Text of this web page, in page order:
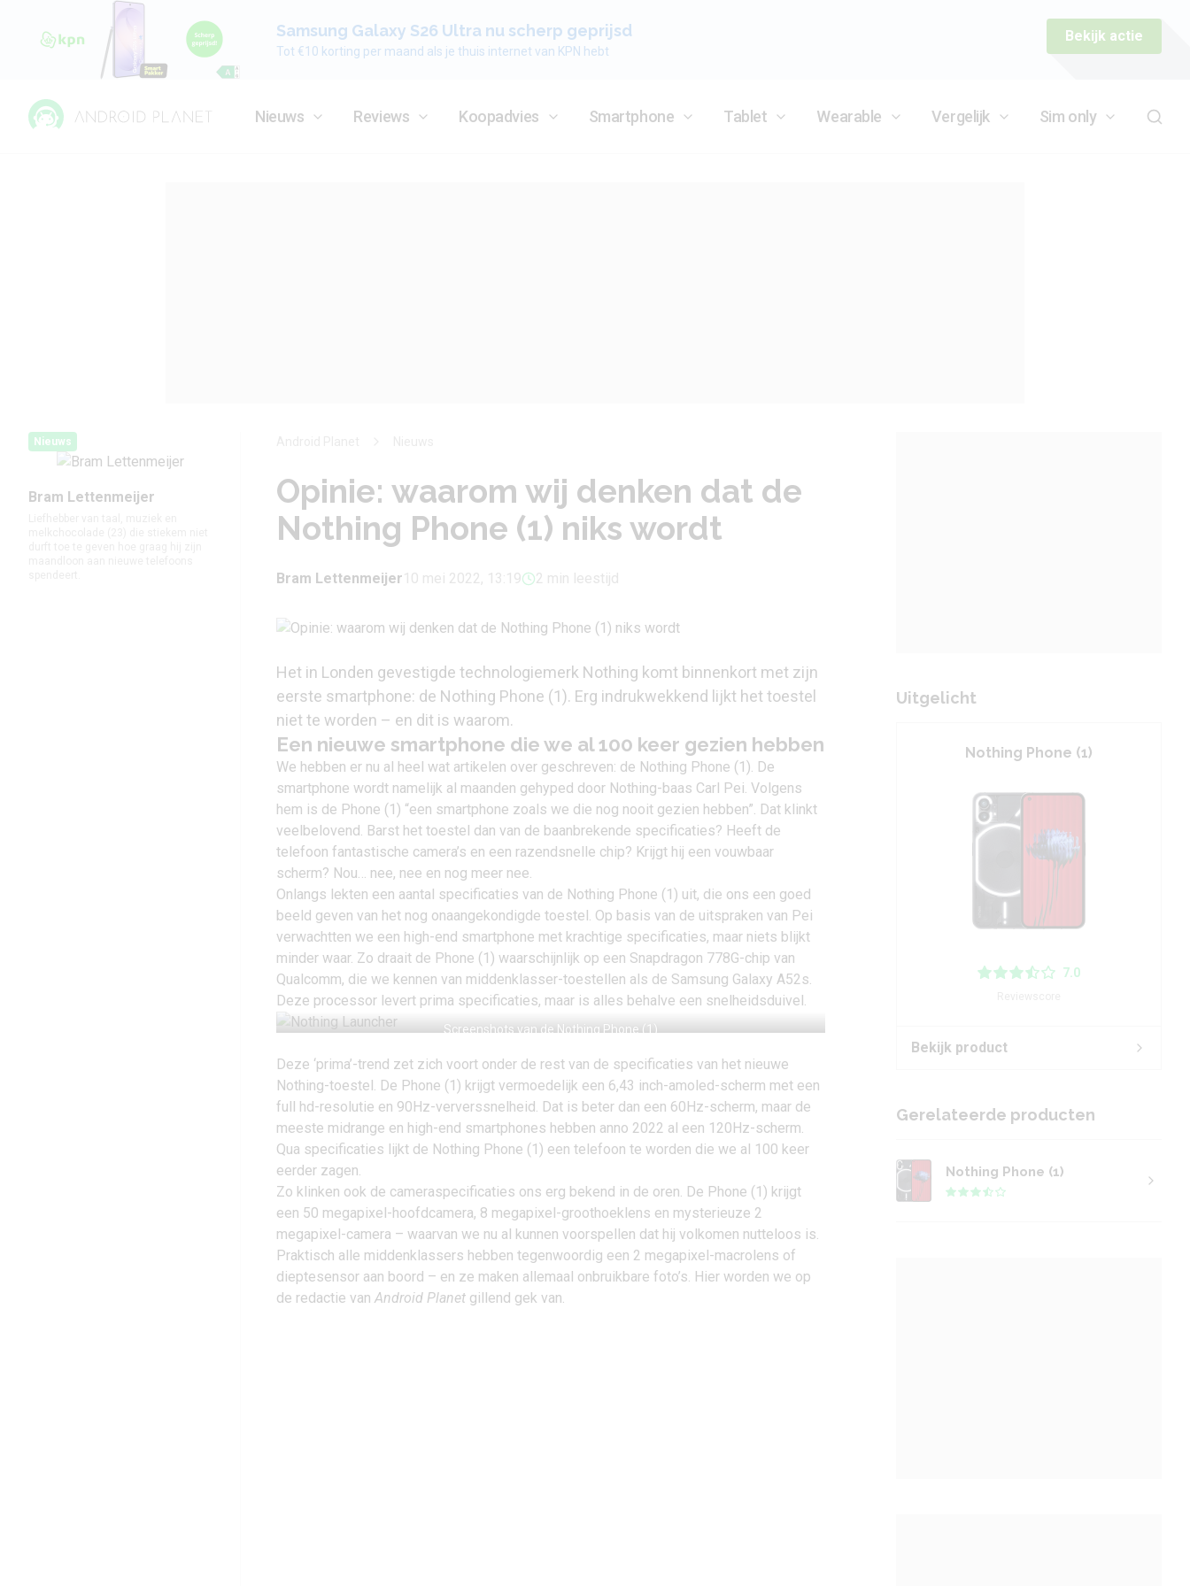
Samsung Galaxy S26 Ultra nu scherp geprijsd
Tot €10 korting per maand als je thuis internet van KPN hebt
Bekijk actie
Nieuws Reviews Koopadvies Smartphone Tablet Wearable Vergelijk Sim only
Nieuws
Bram Lettenmeijer
Opinie: waarom wij denken dat de
Nothing Phone (1) niks wordt
Bram Lettenmeijer 10 mei 2022, 13:19 2 min leestijd
Het in Londen gevestigde technologiemerk Nothing komt binnenkort met zijn
eerste smartphone: de Nothing Phone (1). Erg indrukwekkend lijkt het toestel
niet te worden – en dit is waarom.
Een nieuwe smartphone die we al 100 keer gezien hebben
We hebben er nu al heel wat artikelen over geschreven: de Nothing Phone (1). De
smartphone wordt namelijk al maanden gehyped door Nothing-baas Carl Pei. Volgens
hem is de Phone (1) “een smartphone zoals we die nog nooit gezien hebben”. Dat klinkt
veelbelovend. Barst het toestel dan van de baanbrekende specificaties? Heeft de
telefoon fantastische camera’s en een razendsnelle chip? Krijgt hij een vouwbaar
scherm? Nou… nee, nee en nog meer nee.
Onlangs lekten een aantal specificaties van de Nothing Phone (1) uit, die ons een goed
beeld geven van het nog onaangekondigde toestel. Op basis van de uitspraken van Pei
verwachtten we een high-end smartphone met krachtige specificaties, maar niets blijkt
minder waar. Zo draait de Phone (1) waarschijnlijk op een Snapdragon 778G-chip van
Qualcomm, die we kennen van middenklasser-toestellen als de Samsung Galaxy A52s.
Deze processor levert prima specificaties, maar is alles behalve een snelheidsduivel.
Screenshots van de Nothing Phone (1)
Deze ‘prima’-trend zet zich voort onder de rest van de specificaties van het nieuwe
Nothing-toestel. De Phone (1) krijgt vermoedelijk een 6,43 inch-amoled-scherm met een
full hd-resolutie en 90Hz-ververssnelheid. Dat is beter dan een 60Hz-scherm, maar de
meeste midrange en high-end smartphones hebben anno 2022 al een 120Hz-scherm.
Qua specificaties lijkt de Nothing Phone (1) een telefoon te worden die we al 100 keer
eerder zagen.
Zo klinken ook de cameraspecificaties ons erg bekend in de oren. De Phone (1) krijgt
een 50 megapixel-hoofdcamera, 8 megapixel-groothoeklens en mysterieuze 2
megapixel-camera – waarvan we nu al kunnen voorspellen dat hij volkomen nutteloos is.
Praktisch alle middenklassers hebben tegenwoordig een 2 megapixel-macrolens of
dieptesensor aan boord – en ze maken allemaal onbruikbare foto’s. Hier worden we op
de redactie van Android Planet gillend gek van.
Uitgelicht
Nothing Phone (1)
7.0
Bekijk product
Gerelateerde producten
Nothing Phone (1)